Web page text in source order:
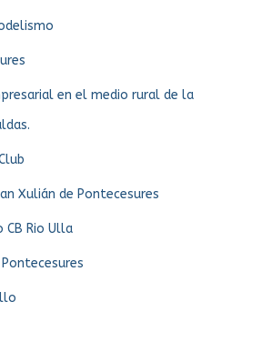
en el medio rural de la
Xulián de Pontecesures
CB Rio Ulla